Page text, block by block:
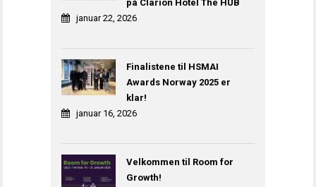
på Clarion Hotel The HUB
januar 22, 2026
Finalistene til HSMAI
Awards Norway 2025 er
klar!
januar 16, 2026
Velkommen til Room for
Growth!